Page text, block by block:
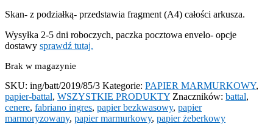
Skan- z podziałką- przedstawia fragment (A4) całości arkusza.
Wysyłka 2-5 dni roboczych, paczka pocztowa envelo- opcje
dostawy sprawdź tutaj.
Brak w magazynie
SKU: ing/batt/2019/85/3 Kategorie: PAPIER MARMURKOWY,
papier-battal, WSZYSTKIE PRODUKTY Znaczników: battal,
cenere, fabriano ingres, papier bezkwasowy, papier
marmoryzowany, papier marmurkowy, papier żeberkowy